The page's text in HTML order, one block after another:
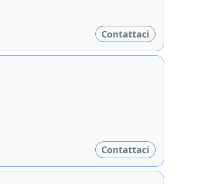
Contattaci
Contattaci